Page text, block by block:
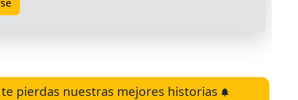
pierdas nuestras mejores historias